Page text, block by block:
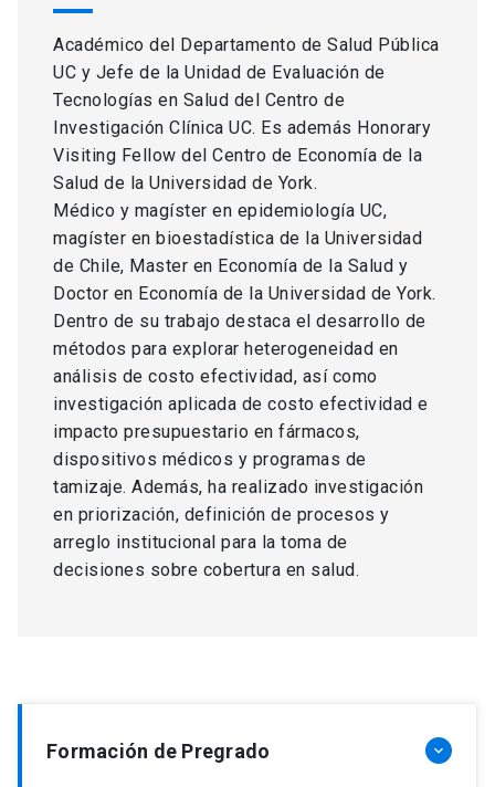
Académico del Departamento de Salud Pública
UC y Jefe de la Unidad de Evaluación de
Tecnologías en Salud del Centro de
Investigación Clínica UC. Es además Honorary
Visiting Fellow del Centro de Economía de la
Salud de la Universidad de York.
Médico y magíster en epidemiología UC,
magíster en bioestadística de la Universidad
de Chile, Master en Economía de la Salud y
Doctor en Economía de la Universidad de York.
Dentro de su trabajo destaca el desarrollo de
métodos para explorar heterogeneidad en
análisis de costo efectividad, así como
investigación aplicada de costo efectividad e
impacto presupuestario en fármacos,
dispositivos médicos y programas de
tamizaje. Además, ha realizado investigación
en priorización, definición de procesos y
arreglo institucional para la toma de
decisiones sobre cobertura en salud.
Formación de Pregrado keyboard_arrow_down